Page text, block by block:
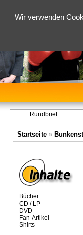
Wir verwenden
Rundbrief
Startseite»
Bücher
CD / LP
DVD
Fan-Artikel
Shirts